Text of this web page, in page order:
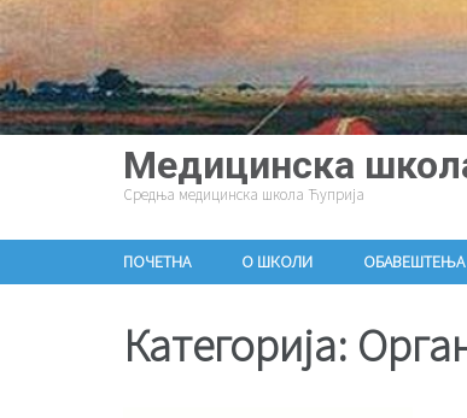
Медицинска
Средња медицинска школа Ћуприја
ПОЧЕТНА О ШКОЛИ ОБАВЕШТЕЊА
Категорија: